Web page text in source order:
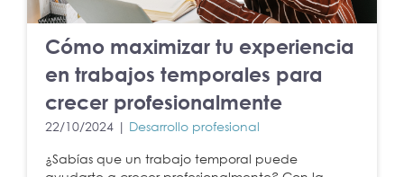
Cómo maximizar tu experiencia
en trabajos temporales para
crecer profesionalmente
22/10/2024 | Desarrollo profesional
¿Sabías que un trabajo temporal puede